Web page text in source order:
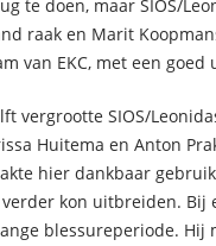
te doen, maar SIOS/
raak en Marit
van EKC, met een
vergrootte SIOS/
Huitema en Anton
hier dankbaar
kon uitbreiden. Bij
blessureperiode. Hij